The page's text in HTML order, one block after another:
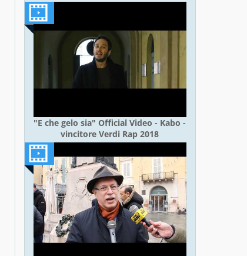
"E che gelo sia" Official Video - Kabo -
vincitore Verdi Rap 2018